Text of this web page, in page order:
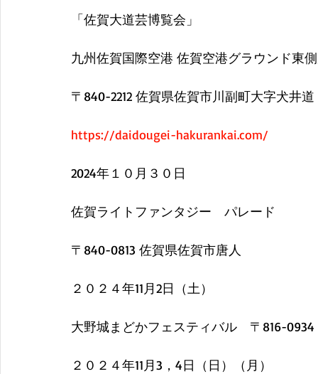
「佐賀大道芸博覧会」
九州佐賀国際空港 佐賀空港グラウンド東
〒840-2212 佐賀県佐賀市川副町大字犬井道
https://daidougei-hakurankai.com/
2024年１０月３０日
佐賀ライトファンタジー　パレード
〒840-0813 佐賀県佐賀市唐人
２０２４年11月2日（土）
大野城まどかフェスティバル　〒816-
２０２４年11月3，4日（日）（月）